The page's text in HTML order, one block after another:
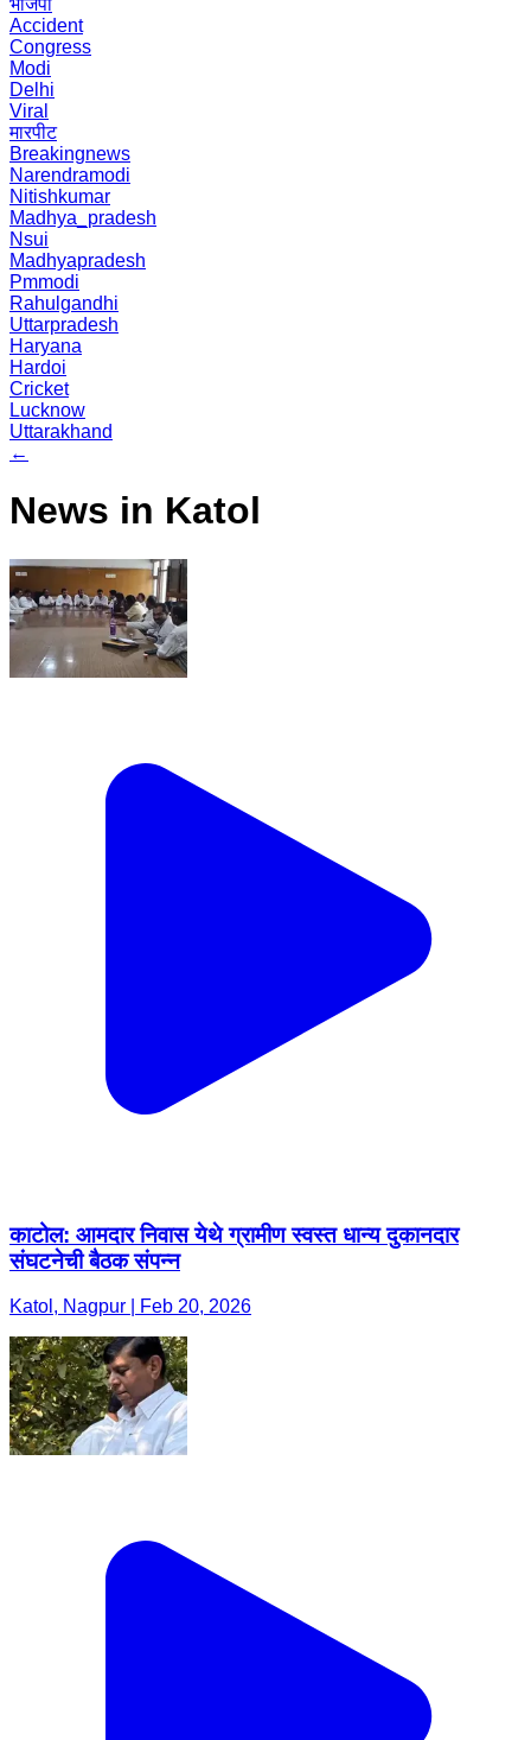
भाजपा
Accident
Congress
Modi
Delhi
Viral
मारपीट
Breakingnews
Narendramodi
Nitishkumar
Madhya_pradesh
Nsui
Madhyapradesh
Pmmodi
Rahulgandhi
Uttarpradesh
Haryana
Hardoi
Cricket
Lucknow
Uttarakhand
←
News in Katol
काटोल: आमदार निवास येथे ग्रामीण स्वस्त धान्य दुकानदार
संघटनेची बैठक संपन्न
Katol, Nagpur | Feb 20, 2026